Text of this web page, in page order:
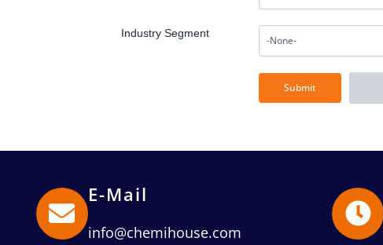
Industry Segment
E-Mail
info@chemihouse.com